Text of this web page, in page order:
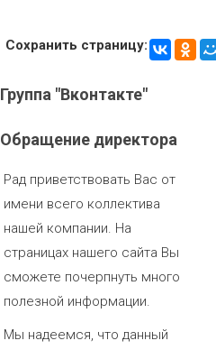
Сохранить страницу:
Группа "Вконтакте"
Обращение директора
Рад приветствовать Вас от
имени всего коллектива
нашей компании. На
страницах нашего сайта Вы
сможете почерпнуть много
полезной информации.
Мы надеемся, что данный